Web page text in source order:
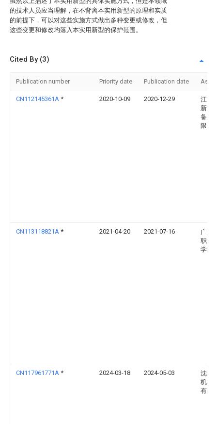
的技术人员应当理解，在不背离本实用新型的原理和实质
的前提下，可以对这些实施方式做出多种变更或修改，但
这些变更和修改均落入本实用新型的保护范围。
Cited By (3)
Publication number Priority date Publication date
CN112145361A * 2020-10-09 2020-12-29
江苏
新能
备股
限公
CN113118821A * 2021-04-20 2021-07-16
广东
职业
学院
CN117961771A * 2024-03-18 2024-05-03
沈阳
机械
有限